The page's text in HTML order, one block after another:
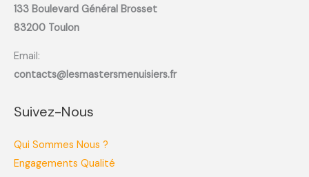
133 Boulevard Général Brosset
83200 Toulon
Email:
contacts@lesmastersmenuisiers.fr
Suivez-Nous
Qui Sommes Nous ?
Engagements Qualité